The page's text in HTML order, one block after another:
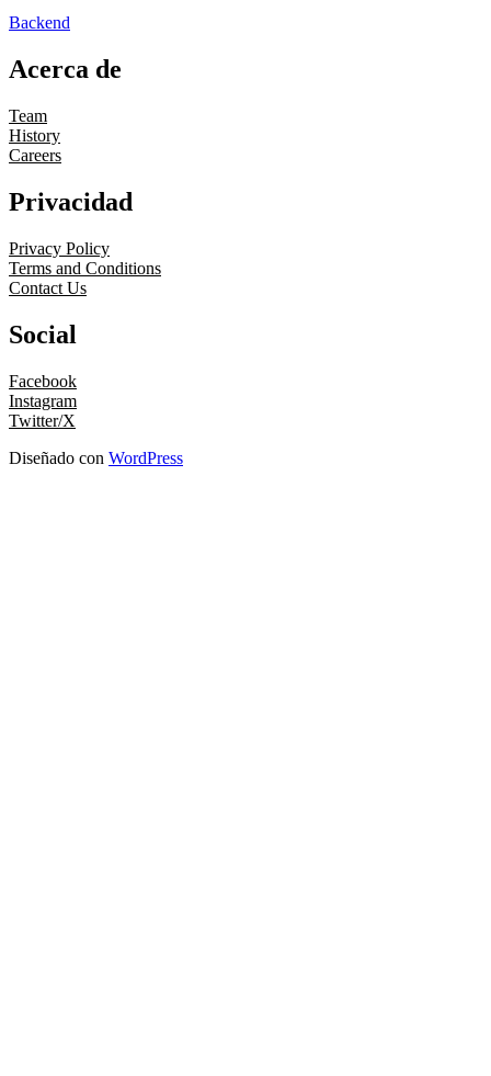
Backend
Acerca de
Team
History
Careers
Privacidad
Privacy Policy
Terms and Conditions
Contact Us
Social
Facebook
Instagram
Twitter/X
Diseñado con WordPress